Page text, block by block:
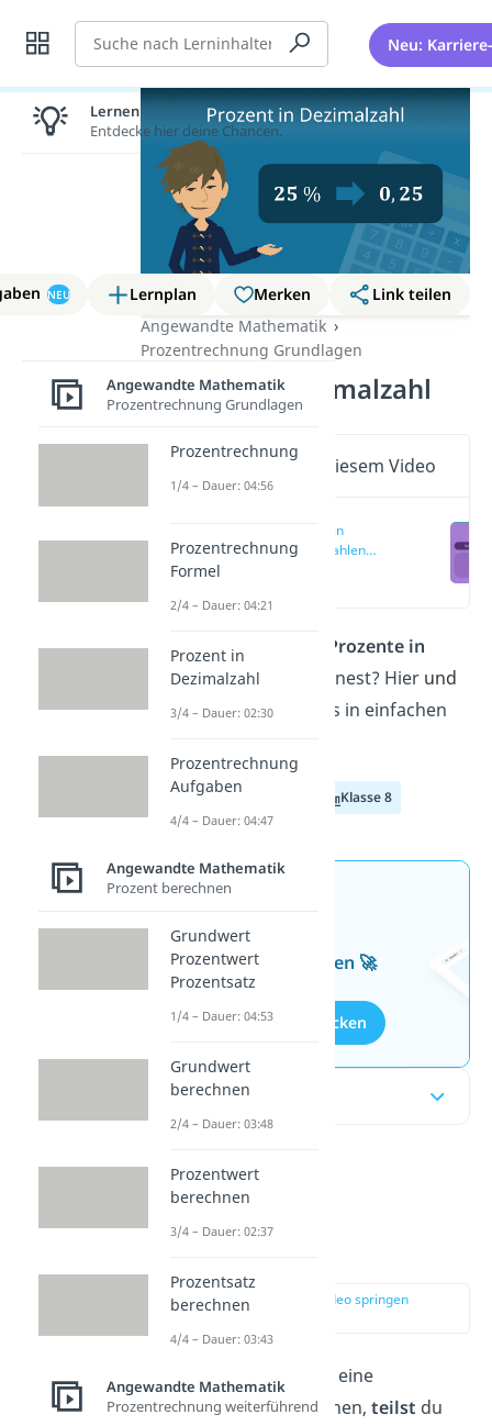
Suche Neu:
NEU Lernplan Merken
Link teilen
Angewandte Mathematik
Prozentrechnung Grundlagen
Prozent in Dezimalzahl
Wichtige Inhalte in diesem Video
Prozente in
Dezimalzahlen
Du fragst dich, wie du
Prozente in
Dezimalzahlen
umrechnest? Hier und
im
Videoerfährst du es in einfachen
Klasse 6 Klasse 8
Jetzt neu: Teste dein
Wissen mit unseren
kostenlosen Aufgaben 🚀
Aufgaben entdecken
Inhaltsübersicht
Prozente in
Dezimalzahlen
zur Stelle im Video springen
(00:13)
Um eine Prozentzahl in eine
Dezimalzahl umzurechnen,teilst du
Lernen lohnt sich!
Entdecke hier deine Chancen.
Angewandte Mathematik
Prozentrechnung Grundlagen
Prozentrechnung
1/4 – Dauer: 04:56
Prozentrechnung
Formel
2/4 – Dauer: 04:21
Prozent in
Dezimalzahl
3/4 – Dauer: 02:30
Prozentrechnung
Aufgaben
4/4 – Dauer: 04:47
Angewandte Mathematik
Prozent berechnen
Grundwert
Prozentwert
Prozentsatz
1/4 – Dauer: 04:53
Grundwert
berechnen
2/4 – Dauer: 03:48
Prozentwert
berechnen
3/4 – Dauer: 02:37
Prozentsatz
berechnen
4/4 – Dauer: 03:43
Angewandte Mathematik
Prozentrechnung weiterführend